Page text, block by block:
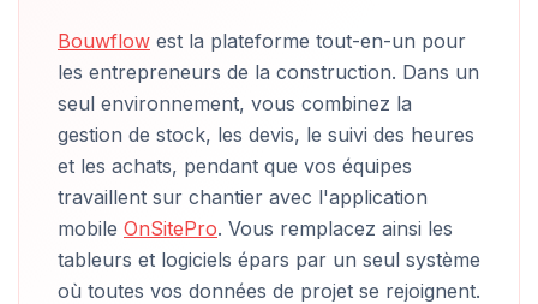
Bouwflow est la plateforme tout-en-un pour
les entrepreneurs de la construction. Dans un
seul environnement, vous combinez la
gestion de stock, les devis, le suivi des heures
et les achats, pendant que vos équipes
travaillent sur chantier avec l'application
mobile OnSitePro. Vous remplacez ainsi les
tableurs et logiciels épars par un seul système
où toutes vos données de projet se rejoignent.